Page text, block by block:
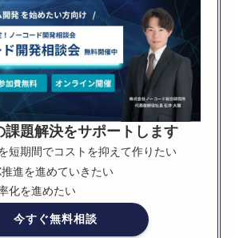
課題解決をサポートします
短期間でコストを抑えて作りたい
進を進めていきたい
化を進めたい
今すぐ無料相談